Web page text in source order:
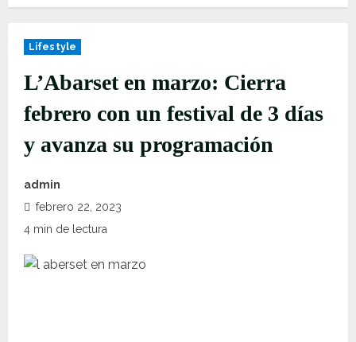
Lifestyle
L’Abarset en marzo: Cierra
febrero con un festival de 3 días
y avanza su programación
admin
febrero 22, 2023
4 min de lectura